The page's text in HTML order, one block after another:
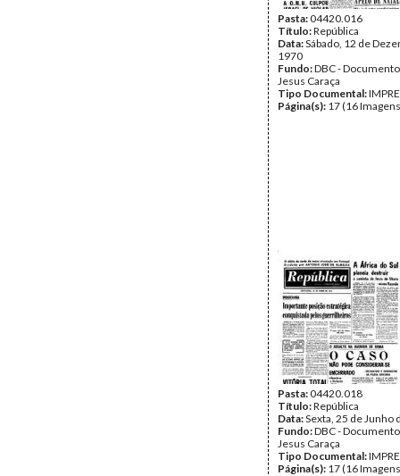
Pasta:04420.016
Título:República
Data:Sábado, 12 de
1970
Fundo:DBC -
Jesus Caraça
Tipo Documental:
Página(s): 17 (16
Pasta:04420.018
Título:República
Data:Sexta, 25 de Junho
Fundo:DBC -
Jesus Caraça
Tipo Documental:
Página(s): 17 (16